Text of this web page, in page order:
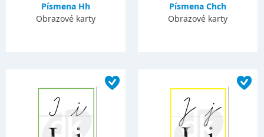
Písmena Hh
Obrazové karty
Písmena Chch
Obrazové karty